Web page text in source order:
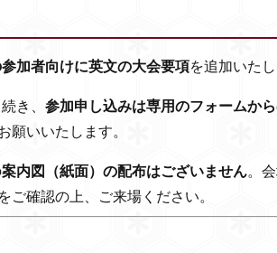
加者向けに英文の大会要項を追加いたし
き、 参加申し込みは専用のフォームか
いいたします。
案内図（紙面）の配布はございません。
確認の上、ご来場ください。